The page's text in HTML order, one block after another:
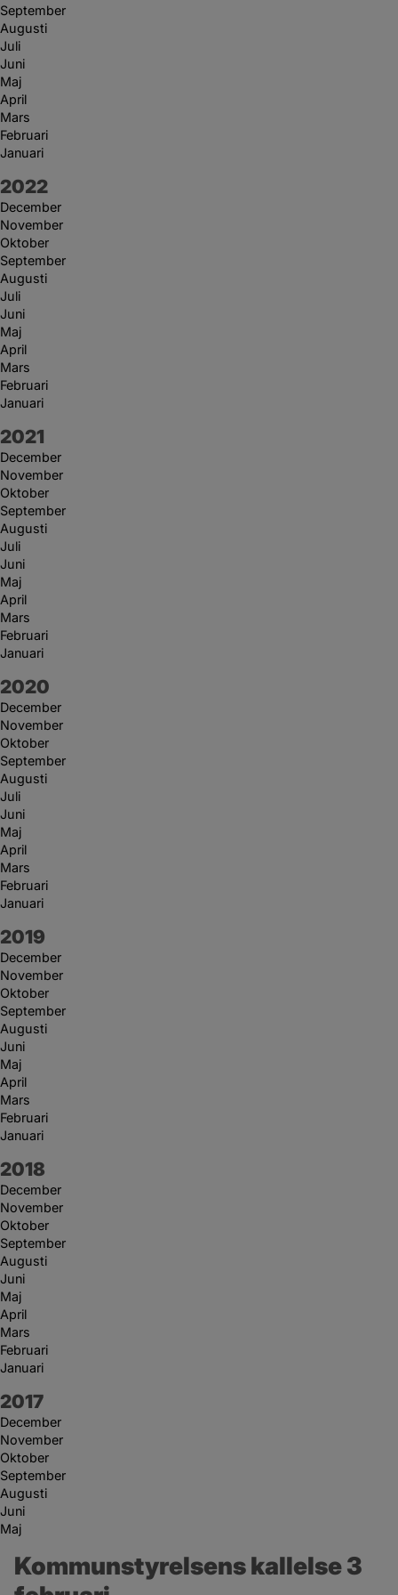
September
Augusti
Juli
Juni
Maj
April
Mars
Februari
Januari
År:
2022
December
November
Oktober
September
Augusti
Juli
Juni
Maj
April
Mars
Februari
Januari
År:
2021
December
November
Oktober
September
Augusti
Juli
Juni
Maj
April
Mars
Februari
Januari
År:
2020
December
November
Oktober
September
Augusti
Juli
Juni
Maj
April
Mars
Februari
Januari
År:
2019
December
November
Oktober
September
Augusti
Juni
Maj
April
Mars
Februari
Januari
År:
2018
December
November
Oktober
September
Augusti
Juni
Maj
April
Mars
Februari
Januari
År:
2017
December
November
Oktober
September
Augusti
Juni
Maj
Kommunstyrelsens kallelse 3